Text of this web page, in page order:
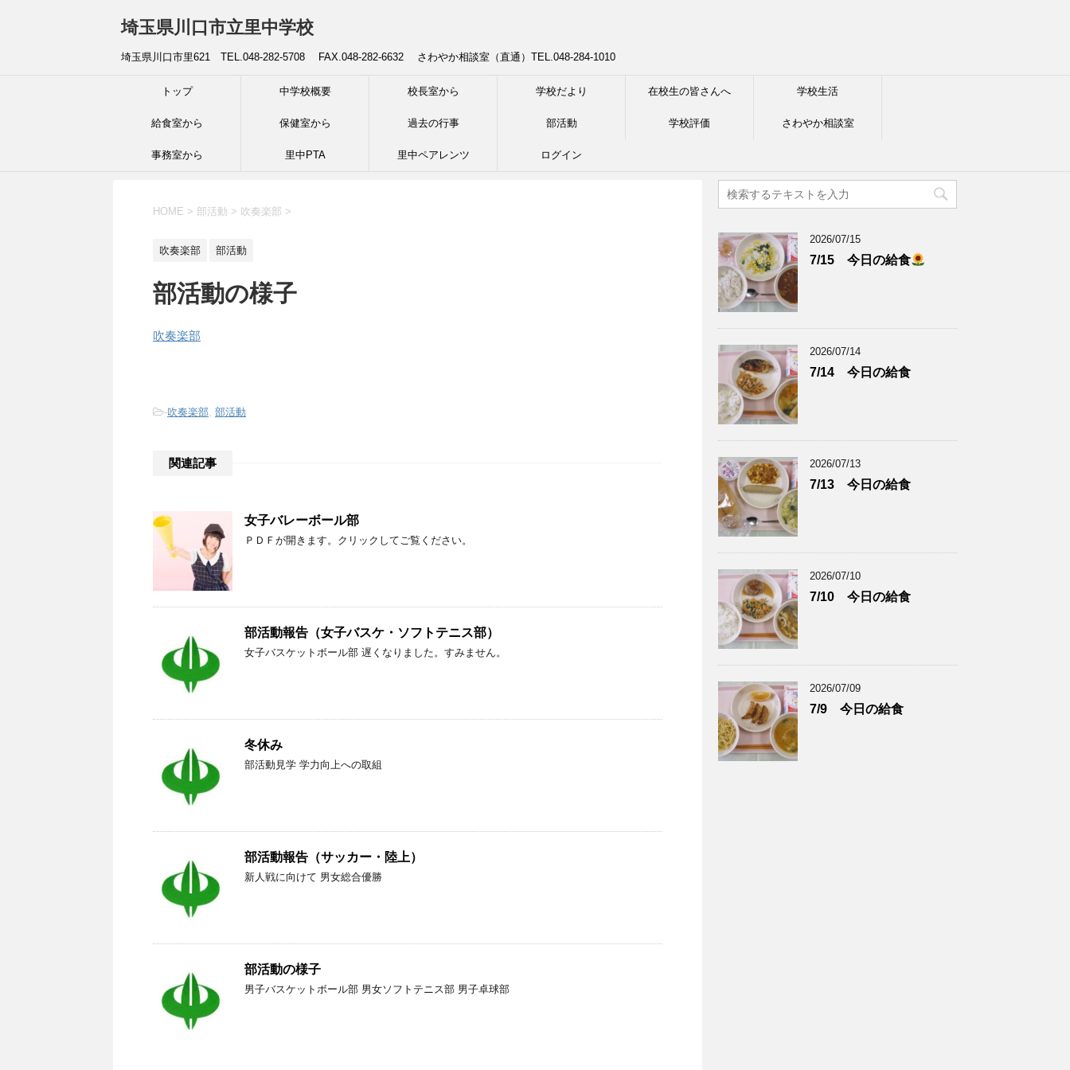
埼玉県川口市立里中学校
埼玉県川口市里621 TEL.048-282-5708 FAX.048-282-6632 さわやか相談室（直通）TEL.048-284-1010
トップ 中学校概要 校長室から 学校だより 在校生の皆さんへ 学校生活
給食室から 保健室から 過去の行事 部活動 学校評価 さわやか相談室
事務室から 里中PTA 里中ペアレンツ ログイン
HOME > 部活動 > 吹奏楽部 >
吹奏楽部 部活動
部活動の様子
吹奏楽部
-吹奏楽部, 部活動
関連記事
女子バレーボール部
ＰＤＦが開きます。クリックしてご覧ください。
部活動報告（女子バスケ・ソフトテニス部）
女子バスケットボール部 遅くなりました。すみません。
冬休み
部活動見学 学力向上への取組
部活動報告（サッカー・陸上）
新人戦に向けて 男女総合優勝
部活動の様子
男子バスケットボール部 男女ソフトテニス部 男子卓球部
2026/07/15
7/15 今日の給食
2026/07/14
7/14 今日の給食
2026/07/13
7/13 今日の給食
2026/07/10
7/10 今日の給食
2026/07/09
7/9 今日の給食